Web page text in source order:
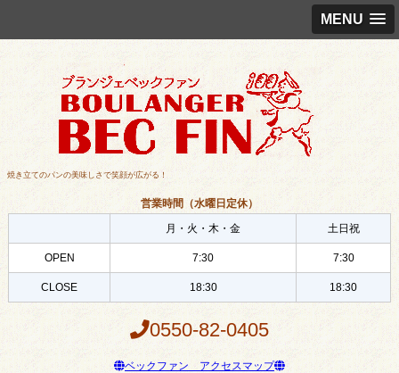
MENU
焼き立てのパンの美味しさで笑顔が広がる！
営業時間（水曜日定休）
月・火・木・金
土日祝
OPEN 7:30 7:30
CLOSE 18:30 18:30
0550-82-0405
ベックファン アクセスマップ